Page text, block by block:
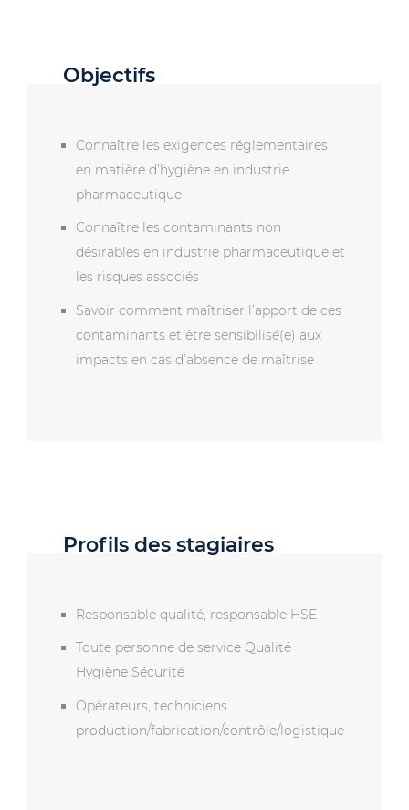
Objectifs
Connaître les exigences réglementaires
en matière d’hygiène en industrie
pharmaceutique
Connaître les contaminants non
désirables en industrie pharmaceutique et
les risques associés
Savoir comment maîtriser l’apport de ces
contaminants et être sensibilisé(e) aux
impacts en cas d’absence de maîtrise
Profils des stagiaires
Responsable qualité, responsable HSE
Toute personne de service Qualité
Hygiène Sécurité
Opérateurs, techniciens
production/fabrication/contrôle/logistique